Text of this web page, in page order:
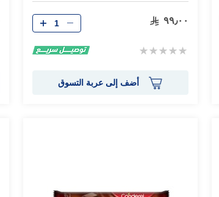
٩٩٫٠٠
Rating:
الكمية
أضف إلى عربة التسوق